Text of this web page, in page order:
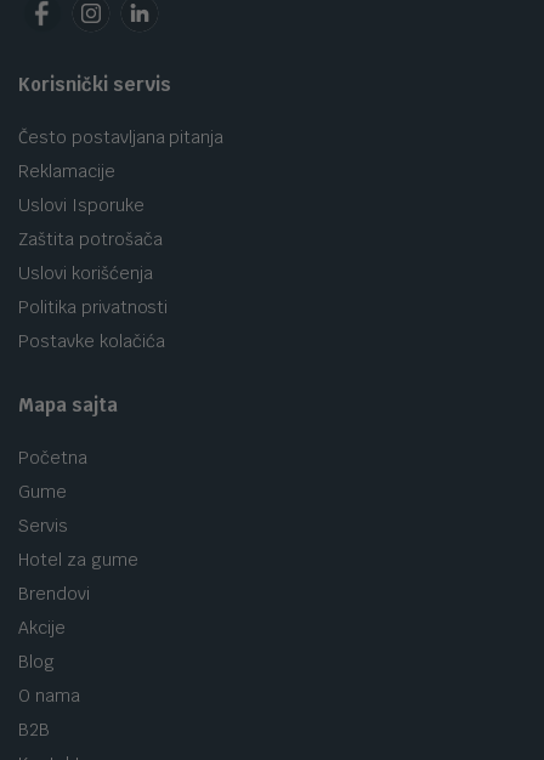
Korisnički servis
Često postavljana pitanja
Reklamacije
Uslovi Isporuke
Zaštita potrošača
Uslovi korišćenja
Politika privatnosti
Postavke kolačića
Mapa sajta
Početna
Gume
Servis
Hotel za gume
Brendovi
Akcije
Blog
O nama
B2B